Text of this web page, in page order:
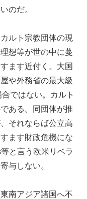
のだ。
ルト宗教団体の現
想等が世の中に蔓
ます近付く。大国
や外務省の最大級
ではない。カルト
ある。同団体が推
それならば公立高
ます財政危機にな
と言う欧米リベラ
与しない。
南アジア諸国へ不